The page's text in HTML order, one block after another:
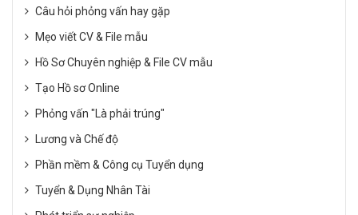
Câu hỏi phỏng vấn hay gặp
Mẹo viết CV & File mẫu
Hồ Sơ Chuyên nghiệp & File CV mẫu
Tạo Hồ sơ Online
Phỏng vấn "Là phải trúng"
Lương và Chế độ
Phần mềm & Công cụ Tuyển dụng
Tuyển & Dụng Nhân Tài